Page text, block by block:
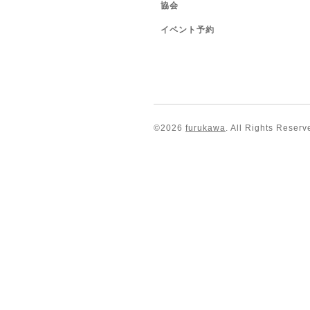
協会
イベント予約
©2026 furukawa. All Rights